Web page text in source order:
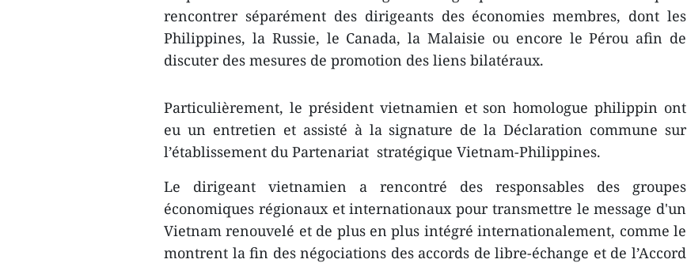
rencontrer séparément des dirigeants des économies membres, dont les
Philippines, la Russie, le Canada, la Malaisie ou encore le Pérou afin de
discuter des mesures de promotion des liens bilatéraux.
Particulièrement, le président vietnamien et son homologue philippin ont
eu un entretien et assisté à la signature de la Déclaration commune sur
l’établissement du Partenariat stratégique Vietnam-Philippines.
Le dirigeant vietnamien a rencontré des responsables des groupes
économiques régionaux et internationaux pour transmettre le message d'un
Vietnam renouvelé et de plus en plus intégré internationalement, comme le
montrent la fin des négociations des accords de libre-échange et de l’Accord